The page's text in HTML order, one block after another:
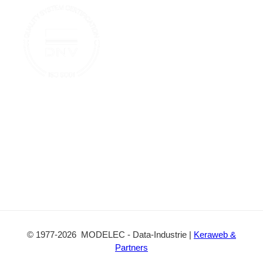
© 1977-2026 MODELEC - Data-Industrie | Keraweb &
Partners